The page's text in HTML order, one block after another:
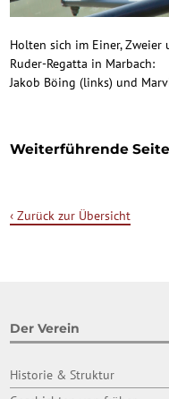
Holten sich im Einer, Zweier
Ruder-Regatta in Marbach:
Jakob Böing (links) und
Weiterführende
‹ Zurück zur Übersicht
Der Verein
Historie & Struktur